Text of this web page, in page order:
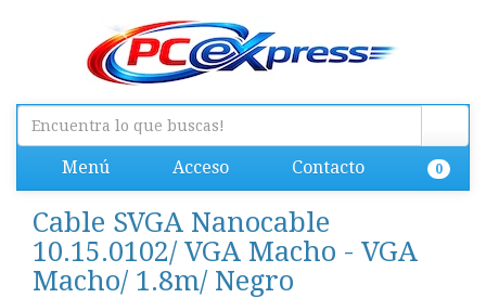
Menú Acceso Contacto 0
Cable SVGA Nanocable
10.15.0102/ VGA Macho - VGA
Macho/ 1.8m/ Negro